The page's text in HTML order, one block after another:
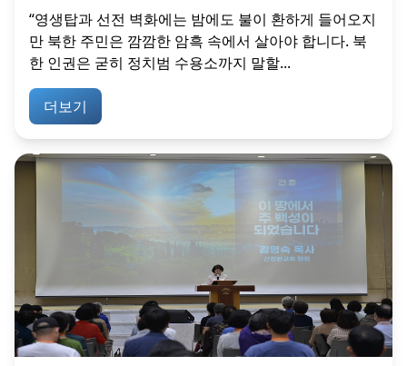
“영생탑과 선전 벽화에는 밤에도 불이 환하게 들어오지
만 북한 주민은 깜깜한 암흑 속에서 살아야 합니다. 북
한 인권은 굳히 정치범 수용소까지 말할...
더보기